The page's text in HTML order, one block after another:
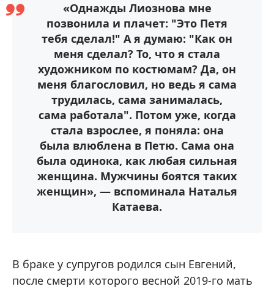
«Однажды Лиознова мне
позвонила и плачет: "Это Петя
тебя сделал!" А я думаю: "Как он
меня сделал? То, что я стала
художником по костюмам? Да, он
меня благословил, но ведь я сама
трудилась, сама занималась,
сама работала". Потом уже, когда
стала взрослее, я поняла: она
была влюблена в Петю. Сама она
была одинока, как любая сильная
женщина. Мужчины боятся таких
женщин», — вспоминала Наталья
Катаева.
В браке у супругов родился сын Евгений,
после смерти которого весной 2019-го мать